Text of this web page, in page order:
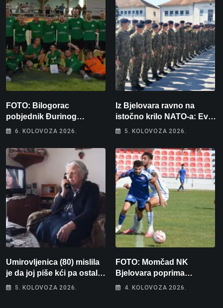
FOTO: Bilogorac
pobjednik Đurinog
memorijala
6. KOLOVOZA 2026.
Iz Bjelovara ravno na
istočno krilo NATO-a: Evo
kamo odlazi 82 hrvatska
5. KOLOVOZA 2026.
Umirovljenica (80) mislila
je da joj piše kći pa ostala
bez 1000 eura
5. KOLOVOZA 2026.
FOTO: Momčad NK
Bjelovara poprima
jesenski izgled
4. KOLOVOZA 2026.